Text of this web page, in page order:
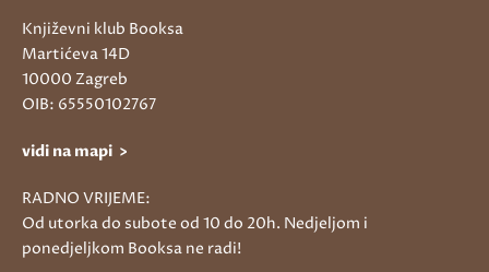
Književni klub Booksa
Martićeva 14D
10000 Zagreb
OIB: 65550102767
vidi na mapi >
RADNO VRIJEME:
Od utorka do subote od 10 do 20h. Nedjeljom i
ponedjeljkom Booksa ne radi!